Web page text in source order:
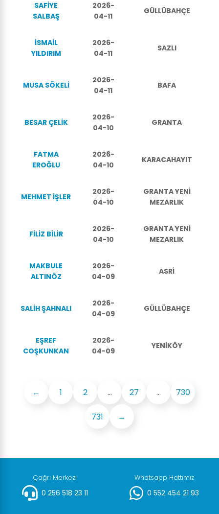
SAFİYE
SALBAŞ
2026-
04-11
GÜLLÜBAHÇE
İSMAİL
YILDIRIM
2026-
04-11
SAZLI
MUSA SÖKELİ
2026-
04-11
BAFA
BESAR ÇELİK
2026-
04-10
GRANTA
FATMA
EROĞLU
2026-
04-10
KARACAHAYIT
MEHMET İŞLER
2026-
04-10
GRANTA YENİ
MEZARLIK
FİLİZ BİLİR
2026-
04-10
GRANTA YENİ
MEZARLIK
MAKBULE
ALTINÖZ
2026-
04-09
ASRİ
SALİH ŞAHNALI
2026-
04-09
GÜLLÜBAHÇE
EŞREF
COŞKUNKAN
2026-
04-09
YENİKÖY
← 1 2 ... 27 ... 730
731 →
Çağrı Merkezi
0 256 518 23 11
Whatsapp Hattımız
0 552 454 21 93